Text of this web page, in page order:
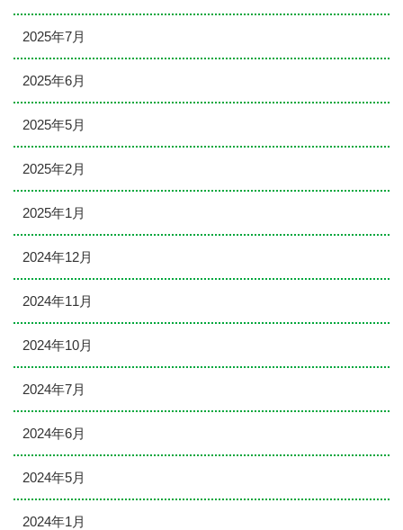
2025年7月
2025年6月
2025年5月
2025年2月
2025年1月
2024年12月
2024年11月
2024年10月
2024年7月
2024年6月
2024年5月
2024年1月